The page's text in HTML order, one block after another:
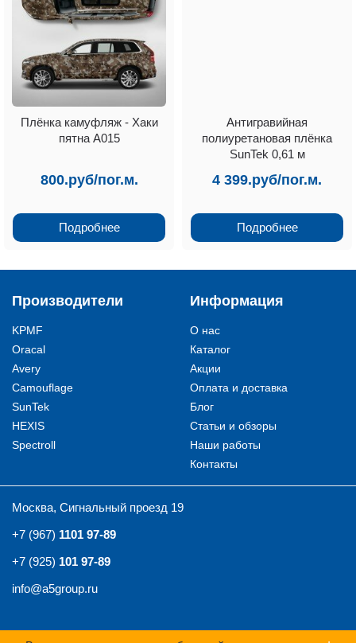
Плёнка камуфляж - Хаки
пятна А015
800.руб/пог.м.
Подробнее
Антигравийная
полиуретановая плёнка
SunTek 0,61 м
4 399.руб/пог.м.
Подробнее
Производители
KPMF
Oracal
Avery
Camouflage
SunTek
HEXIS
Spectroll
Информация
О нас
Каталог
Акции
Оплата и доставка
Блог
Статьи и обзоры
Наши работы
Контакты
Москва, Сигнальный проезд 19
+7 (967) 1101 97-89
+7 (925) 101 97-89
info@a5group.ru